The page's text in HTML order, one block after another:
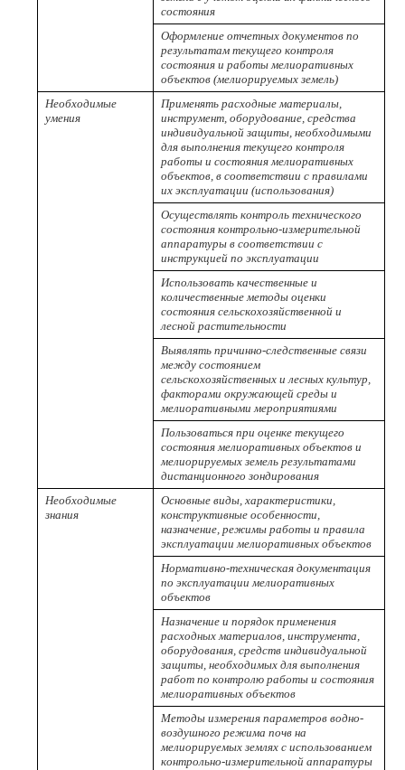
состояния
Оформление отчетных документов по
результатам текущего контроля
состояния и работы мелиоративных
объектов (мелиорируемых земель)
Необходимые
умения
Применять расходные материалы,
инструмент, оборудование, средства
индивидуальной защиты, необходимыми
для выполнения текущего контроля
работы и состояния мелиоративных
объектов, в соответствии с правилами
их эксплуатации (использования)
Осуществлять контроль технического
состояния контрольно-измерительной
аппаратуры в соответствии с
инструкцией по эксплуатации
Использовать качественные и
количественные методы оценки
состояния сельскохозяйственной и
лесной растительности
Выявлять причинно-следственные связи
между состоянием
сельскохозяйственных и лесных культур,
факторами окружающей среды и
мелиоративными мероприятиями
Пользоваться при оценке текущего
состояния мелиоративных объектов и
мелиорируемых земель результатами
дистанционного зондирования
Необходимые
знания
Основные виды, характеристики,
конструктивные особенности,
назначение, режимы работы и правила
эксплуатации мелиоративных объектов
Нормативно-техническая документация
по эксплуатации мелиоративных
объектов
Назначение и порядок применения
расходных материалов, инструмента,
оборудования, средств индивидуальной
защиты, необходимых для выполнения
работ по контролю работы и состояния
мелиоративных объектов
Методы измерения параметров водно-
воздушного режима почв на
мелиорируемых землях с использованием
контрольно-измерительной аппаратуры